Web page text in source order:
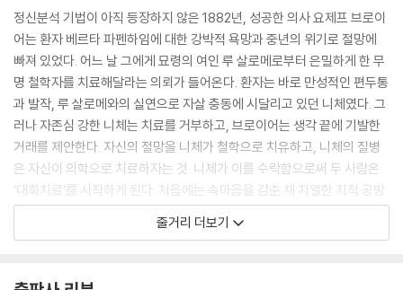
니체는 주춤하다가 시계를 꺼내 보았다.
“오늘은 우리가 꽤 의미심장한 부분을 건드린 것 같은데, 혹시 또 모르죠.
우리 둘 다에게 의미심장한 부분일지. 하지만 당신은 아직 할 말이 많아 보
이는데, 시간이 다 되어가고 있군요. 베르타에 대한 이야기를 계속해봐요.”
브로이어는 어느 때보다도 지금이 니체가 자신의 문제를 드러낼 수 있는
때임을 알았다. 아마 이 시점에서 니체에게 한 번 더 부드럽게 물어만 보았
어도 니체의 말문이 터졌을 수도 있었다. 하여튼 니체가 브로이어에게 ‘멈
추지 마세요. 생각이 흘러나오고 있으니까’라고 말했을 때 브로이어는 자
기 이야기를 계속할 수 있다는 것이 오히려 기뻤다.---p.364
“영원회귀란 당신이 어떤 행위를 선택하는 순간마다 그 행위를 영원히 또
한 기꺼이 선택해야 한다는 뜻입니다. 그것은 취하지 않은 행동, 사산된 생
정신분석 기법이 아직 등장하지 않은 1882년, 성공한 의사 요제프 브로이
어는 환자 베르타 파펜하임에 대한 강박적 욕망과 중년의 위기로 절망에
빠져 있었다. 어느 날 그에게 묘령의 여인 루 살로메로부터 은밀하게 한 무
명 철학자를 치료해달라는 의뢰가 들어온다. 환자는 바로 만성적인 편두통
과 발작, 루 살로메와의 실연으로 자살 충동에 시달리고 있던 니체였다. 그
러나 자존심 강한 니체는 치료를 거부하고, 브로이어는 생각 끝에 기발한
거래를 제안한다. 자신의 절망을 니체가 철학으로 치유하고, 니체의 질병
은 자신이 의학으로 치료하자는 것. 니체가 이를 수락함으로써 두 사람은
‘대화치료’를 시작하게 된다. 처음에는 속마음을 감춘 채 치열한 지적 공방
을 벌이며 마음의 벽을 높게 쌓던 두 사람은, 차츰 가면을 벗고 각자의 내면
을 드러내기 시작한다. 두 사람의 우정이 깊어지는 가운데 브로이어는 마
줄거리 더보기